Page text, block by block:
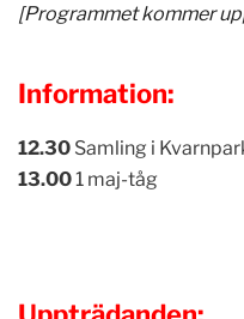
[Programmet kommer
Information:
12.30 Samling i
13.00 1 maj-tåg